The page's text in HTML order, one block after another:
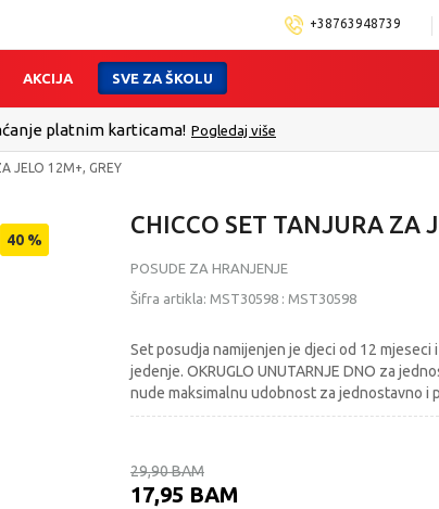
+38763948739
AKCIJA SVE ZA ŠKOLU
platnim karticama! Pogledaj više
JELO 12M+, GREY
40 %
CHICCO SET TANJURA ZA
POSUDE ZA HRANJENJE
Šifra artikla: MST30598 : MST30598
Set posudja namijenjen je djeci od 12
jedenje. OKRUGLO UNUTARNJE DNO za
nude maksimalnu udobnost za jednostavno i
29,90BAM
17,95 BAM